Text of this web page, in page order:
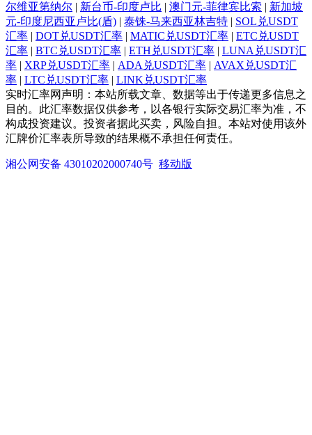
尔维亚第纳尔 | 新台币-印度卢比 | 澳门元-菲律宾比索 | 新加坡
元-印度尼西亚卢比(盾) | 泰铢-马来西亚林吉特 | SOL兑USDT
汇率 | DOT兑USDT汇率 | MATIC兑USDT汇率 | ETC兑USDT
汇率 | BTC兑USDT汇率 | ETH兑USDT汇率 | LUNA兑USDT汇
率 | XRP兑USDT汇率 | ADA兑USDT汇率 | AVAX兑USDT汇
率 | LTC兑USDT汇率 | LINK兑USDT汇率
实时汇率网声明：本站所载文章、数据等出于传递更多信息之
目的。此汇率数据仅供参考，以各银行实际交易汇率为准，不
构成投资建议。投资者据此买卖，风险自担。本站对使用该外
汇牌价汇率表所导致的结果概不承担任何责任。
湘公网安备 43010202000740号 移动版